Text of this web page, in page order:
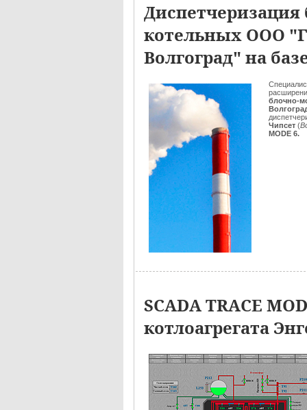
котельных ООО
Волгоград" на
блочно-
Чипсет (
MODE 6.
SCADA TRACE
котлоагрегата